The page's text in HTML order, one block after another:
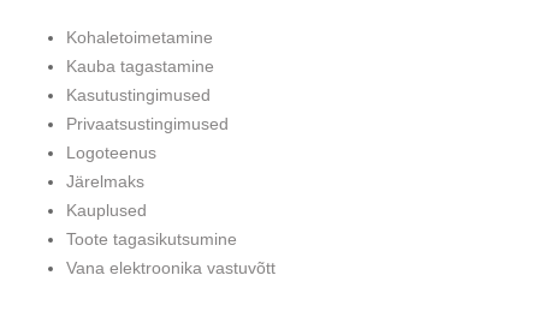
Kohaletoimetamine
Kauba tagastamine
Kasutustingimused
Privaatsustingimused
Logoteenus
Järelmaks
Kauplused
Toote tagasikutsumine
Vana elektroonika vastuvõtt